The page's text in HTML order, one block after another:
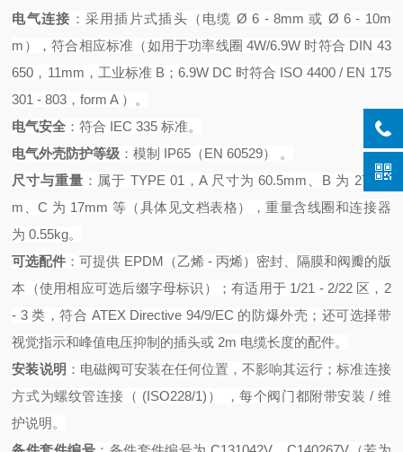
电气连接 ：采用插片式插头（电缆 Ø 6 - 8mm 或 Ø 6 - 10m
m），符合相应标准（如用于功率线圈 4W/6.9W 时符合 DIN 43
650，11mm，工业标准 B；6.9W DC 时符合 ISO 4400 / EN 175
301 - 803，form A ）。
电气安全 ：符合 IEC 335 标准。
电气外壳防护等级 ：模制 IP65（EN 60529） 。
尺寸与重量 ：属于 TYPE 01，A 尺寸为 60.5mm、B 为 27.5m
m、C 为 17mm 等（具体见文档表格），重量含线圈和连接器
为 0.55kg。
可选配件 ：可提供 EPDM（乙烯 - 丙烯）密封、隔膜和阀瓣的版
本（使用相应可选后缀字母标识）；有适用于 1/21 - 2/22 区，2
- 3 类，符合 ATEX Directive 94/9/EC 的防爆外壳；还可选择带
视觉指示和峰值电压抑制的插头或 2m 电缆长度的配件。
安装说明 ：电磁阀可安装在任何位置，不影响其运行；标准连接
方式为螺纹管连接（ (ISO228/1)） ，每个阀门都附带安装 / 维
护说明。